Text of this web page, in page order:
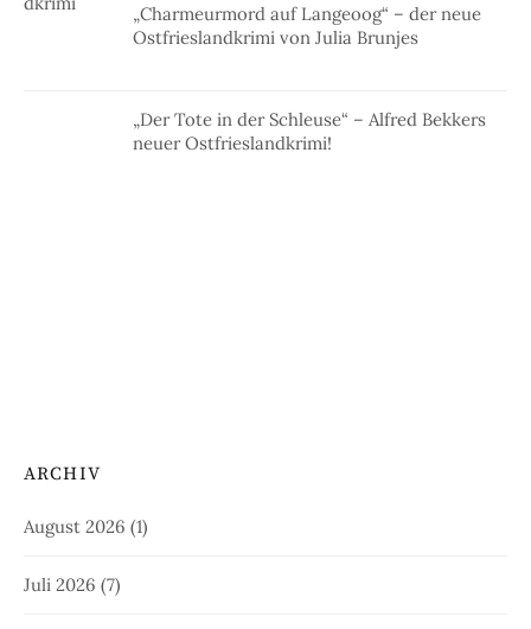
„Charmeurmord auf Langeoog“ – der neue
Ostfrieslandkrimi von Julia Brunjes
„Der Tote in der Schleuse“ – Alfred Bekkers
neuer Ostfrieslandkrimi!
ARCHIV
August 2026 (1)
Juli 2026 (7)